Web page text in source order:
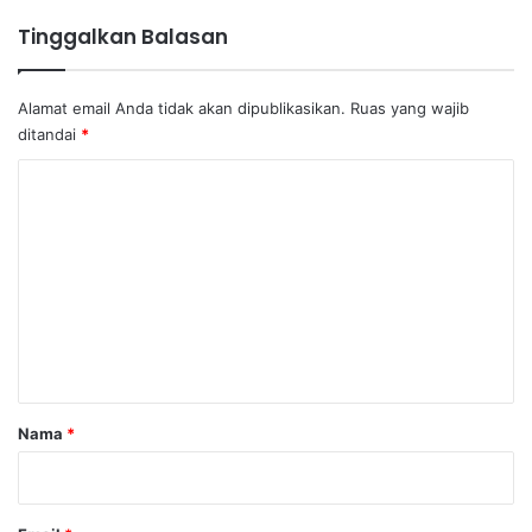
Tinggalkan Balasan
Alamat email Anda tidak akan dipublikasikan. Ruas yang wajib
ditandai *
rNama *